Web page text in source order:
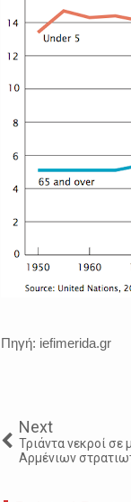
Πηγή: iefimerida.gr
Next
Τριάντα νεκροί σε
Αρμένιων